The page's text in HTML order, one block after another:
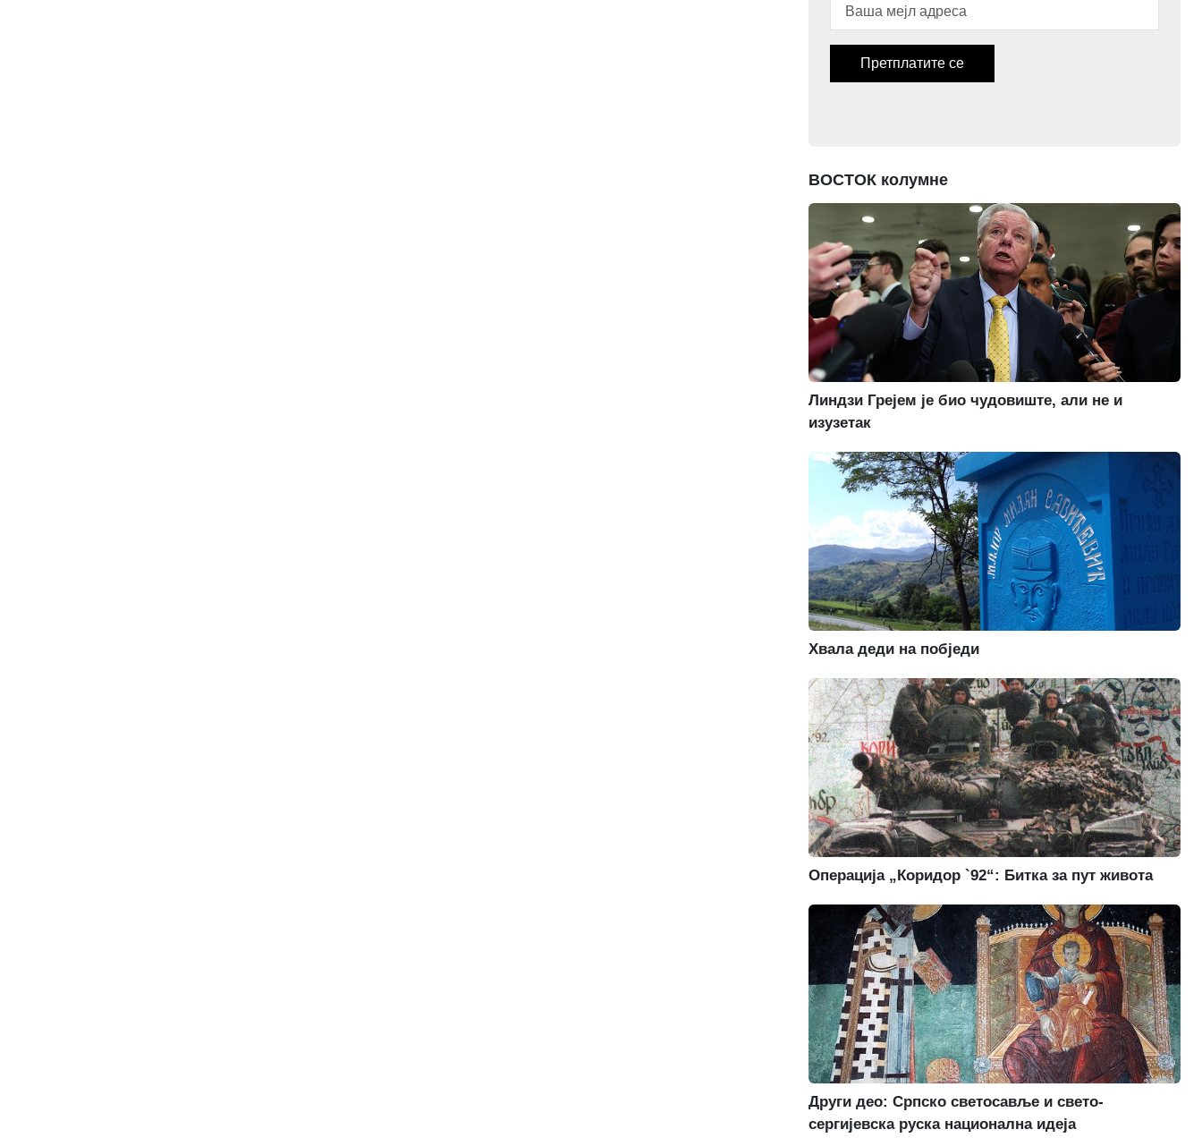
Претплатите се
ВОСТОК колумне
Линдзи Грејем је био чудовиште, али не и
изузетак
Хвала деди на побједи
Операција „Коридор `92“: Битка за пут живота
Други део: Српско светосавље и свето-
сергијевска руска национална идеја